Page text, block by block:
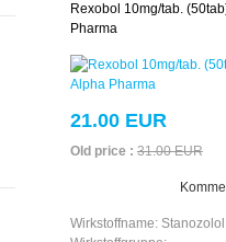
Rexobol 10mg/tab.
Pharma
21.00 EUR
Old price : 31.00 EUR
Wirkstoffname: